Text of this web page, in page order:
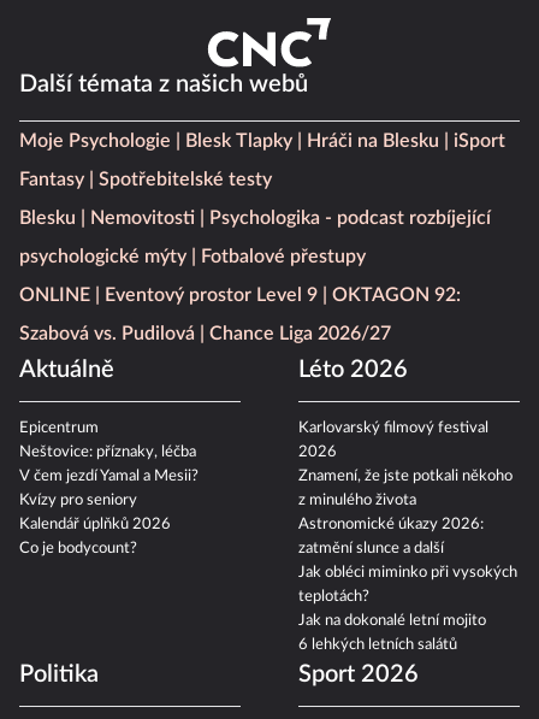
Další témata z našich webů
Moje Psychologie Blesk Tlapky Hráči na Blesku
iSport
Fantasy
Spotřebitelské testy
Blesku
Nemovitosti
Psychologika - podcast rozbíjející
psychologické mýty
Fotbalové přestupy
ONLINE
Eventový prostor Level 9
OKTAGON 92:
Szabová vs. Pudilová
Chance Liga 2026/27
Aktuálně
Epicentrum
Neštovice: příznaky, léčba
V čem jezdí Yamal a Mesii?
Kvízy pro seniory
Kalendář úplňků 2026
Co je bodycount?
Léto 2026
Karlovarský filmový festival
2026
Znamení, že jste potkali někoho
z minulého života
Astronomické úkazy 2026:
zatmění slunce a další
Jak obléci miminko při vysokých
teplotách?
Jak na dokonalé letní mojito
6 lehkých letních salátů
Politika Sport 2026